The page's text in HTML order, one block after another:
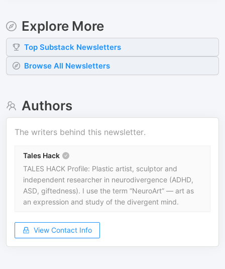
Explore More
Top Substack Newsletters
Browse All Newsletters
Authors
The writers behind this newsletter.
Tales Hack
TALES HACK Profile: Plastic artist, sculptor and
independent researcher in neurodivergence (ADHD,
ASD, giftedness). I use the term “NeuroArt” — art as
an expression and study of the divergent mind.
View Contact Info